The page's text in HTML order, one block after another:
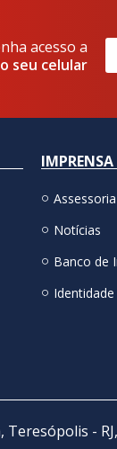
acesso a
seu celular
IMPRENSA
Notícias
Banco de
Identidade
Teresópolis -